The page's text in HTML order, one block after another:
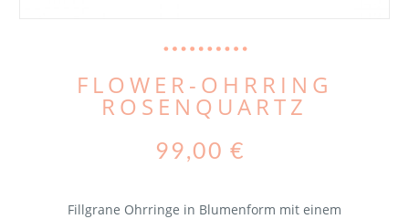
FLOWER-OHRRING
ROSENQUARTZ
99,00 €
Fillgrane Ohrringe in Blumenform mit einem